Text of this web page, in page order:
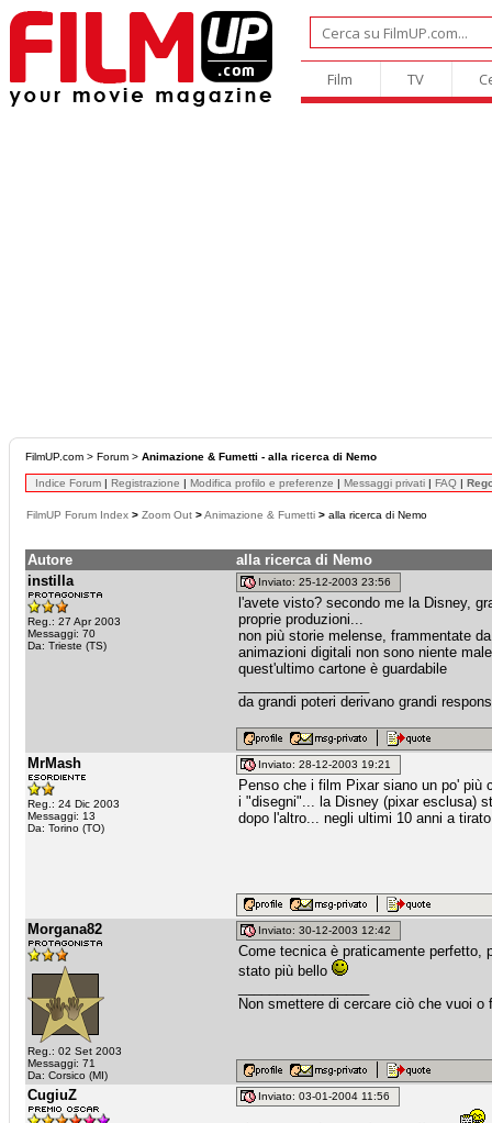
Film TV
FilmUP.com > Forum > Animazione & Fumetti - alla ricerca di Nemo
Indice Forum | Registrazione | Modifica profilo e preferenze | Messaggi privati | FAQ |
FilmUP Forum Index > Zoom Out >Animazione & Fumetti > alla ricerca di Nemo
Autore
alla ricerca di Nemo
instilla
Reg.: 27 Apr 2003
Messaggi: 70
Da: Trieste (TS)
Inviato: 25-12-2003 23:56
l'avete visto? secondo me la Disney,
proprie produzioni...
non più storie melense, frammentate
animazioni digitali non sono niente
quest'ultimo cartone è guardabile
da grandi poteri derivano grandi
MrMash
Reg.: 24 Dic 2003
Messaggi: 13
Da: Torino (TO)
Inviato: 28-12-2003 19:21
Penso che i film Pixar siano un po' più
i "disegni"... la Disney (pixar esclusa)
dopo l'altro... negli ultimi 10 anni a
Morgana82
Reg.: 02 Set 2003
Messaggi: 71
Da: Corsico (MI)
Inviato: 30-12-2003 12:42
Come tecnica è praticamente perfetto,
stato più bello
Non smettere di cercare ciò che vuoi
CugiuZ Inviato: 03-01-2004 11:56